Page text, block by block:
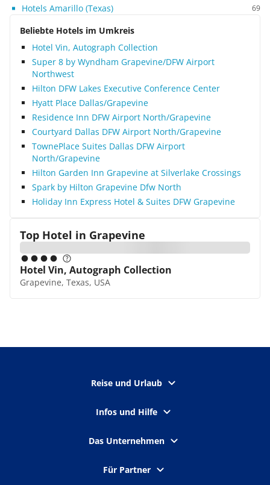
Hotels Amarillo (Texas) 69
Beliebte Hotels im Umkreis
Hotel Vin, Autograph Collection
Super 8 by Wyndham Grapevine/DFW Airport
Northwest
Hilton DFW Lakes Executive Conference Center
Hyatt Place Dallas/Grapevine
Residence Inn DFW Airport North/Grapevine
Courtyard Dallas DFW Airport North/Grapevine
TownePlace Suites Dallas DFW Airport
North/Grapevine
Hilton Garden Inn Grapevine at Silverlake Crossings
Spark by Hilton Grapevine Dfw North
Holiday Inn Express Hotel & Suites DFW Grapevine
Top Hotel in Grapevine
Hotel Vin, Autograph Collection
Grapevine, Texas, USA
Reise und Urlaub
Infos und Hilfe
Das Unternehmen
Für Partner